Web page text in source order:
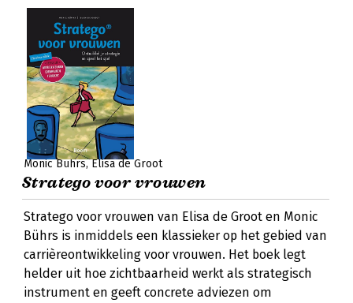
Monic Bührs Elisa de Groot
Stratego voor vrouwen
Stratego voor vrouwen van Elisa de Groot en Monic
Bührs is inmiddels een klassieker op het gebied van
carrièreontwikkeling voor vrouwen. Het boek legt
helder uit hoe zichtbaarheid werkt als strategisch
instrument en geeft concrete adviezen om